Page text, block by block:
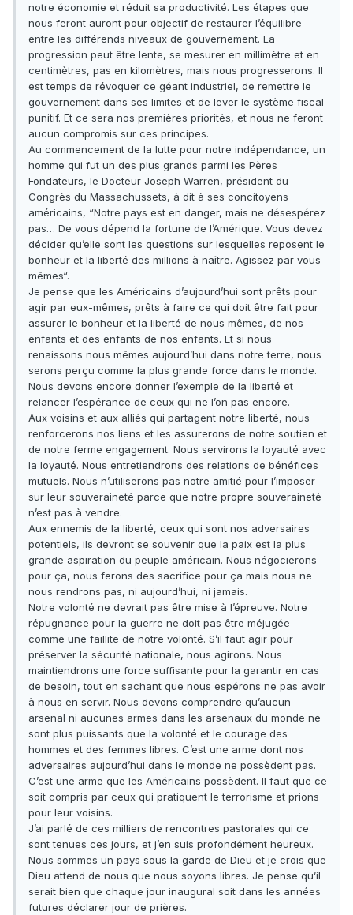
notre économie et réduit sa productivité. Les étapes que
nous feront auront pour objectif de restaurer l’équilibre
entre les différends niveaux de gouvernement. La
progression peut être lente, se mesurer en millimètre et en
centimètres, pas en kilomètres, mais nous progresserons. Il
est temps de révoquer ce géant industriel, de remettre le
gouvernement dans ses limites et de lever le système fiscal
punitif. Et ce sera nos premières priorités, et nous ne feront
aucun compromis sur ces principes.
Au commencement de la lutte pour notre indépendance, un
homme qui fut un des plus grands parmi les Pères
Fondateurs, le Docteur Joseph Warren, président du
Congrès du Massachussets, à dit à ses concitoyens
américains, “Notre pays est en danger, mais ne désespérez
pas… De vous dépend la fortune de l’Amérique. Vous devez
décider qu’elle sont les questions sur lesquelles reposent le
bonheur et la liberté des millions à naître. Agissez par vous
mêmes“.
Je pense que les Américains d’aujourd’hui sont prêts pour
agir par eux-mêmes, prêts à faire ce qui doit être fait pour
assurer le bonheur et la liberté de nous mêmes, de nos
enfants et des enfants de nos enfants. Et si nous
renaissons nous mêmes aujourd’hui dans notre terre, nous
serons perçu comme la plus grande force dans le monde.
Nous devons encore donner l’exemple de la liberté et
relancer l’espérance de ceux qui ne l’on pas encore.
Aux voisins et aux alliés qui partagent notre liberté, nous
renforcerons nos liens et les assurerons de notre soutien et
de notre ferme engagement. Nous servirons la loyauté avec
la loyauté. Nous entretiendrons des relations de bénéfices
mutuels. Nous n’utiliserons pas notre amitié pour l’imposer
sur leur souveraineté parce que notre propre souveraineté
n’est pas à vendre.
Aux ennemis de la liberté, ceux qui sont nos adversaires
potentiels, ils devront se souvenir que la paix est la plus
grande aspiration du peuple américain. Nous négocierons
pour ça, nous ferons des sacrifice pour ça mais nous ne
nous rendrons pas, ni aujourd’hui, ni jamais.
Notre volonté ne devrait pas être mise à l’épreuve. Notre
répugnance pour la guerre ne doit pas être méjugée
comme une faillite de notre volonté. S’il faut agir pour
préserver la sécurité nationale, nous agirons. Nous
maintiendrons une force suffisante pour la garantir en cas
de besoin, tout en sachant que nous espérons ne pas avoir
à nous en servir. Nous devons comprendre qu’aucun
arsenal ni aucunes armes dans les arsenaux du monde ne
sont plus puissants que la volonté et le courage des
hommes et des femmes libres. C’est une arme dont nos
adversaires aujourd’hui dans le monde ne possèdent pas.
C’est une arme que les Américains possèdent. Il faut que ce
soit compris par ceux qui pratiquent le terrorisme et prions
pour leur voisins.
J’ai parlé de ces milliers de rencontres pastorales qui ce
sont tenues ces jours, et j’en suis profondément heureux.
Nous sommes un pays sous la garde de Dieu et je crois que
Dieu attend de nous que nous soyons libres. Je pense qu’il
serait bien que chaque jour inaugural soit dans les années
futures déclarer jour de prières.